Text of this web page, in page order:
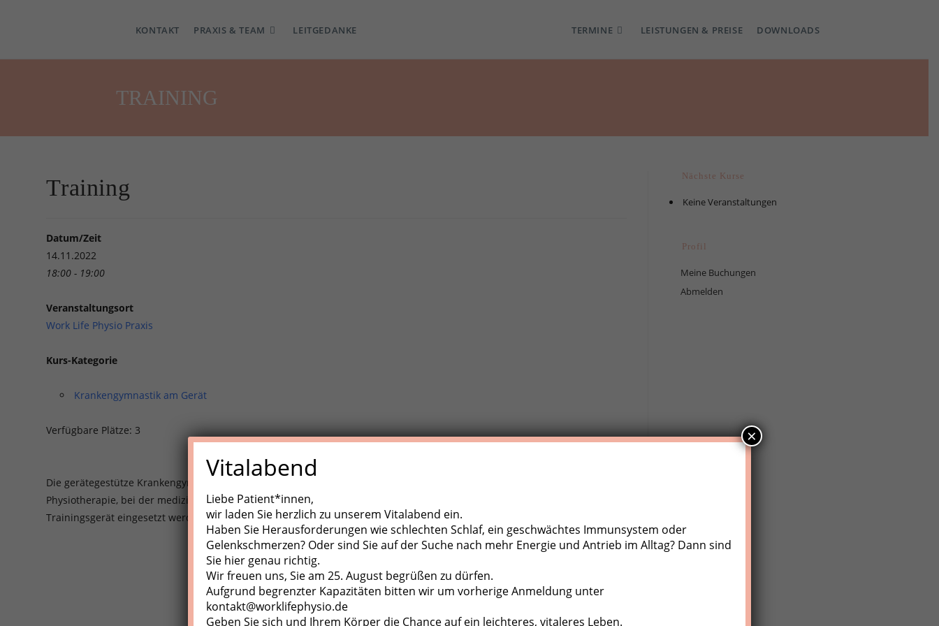
KONTAKT PRAXIS & TEAM LEITGEDANKE TERMINE LEISTUNGEN & PREISE DOWNLOADS
TRAINING
Training
Datum/Zeit
14.11.2022
18:00 - 19:00
Veranstaltungsort
Work Life Physio Praxis
Kurs-Kategorie
Krankengymnastik am Gerät
Verfügbare Plätze: 3
Die gerätegestütze Krankengynmnastik (KGG)/Medizinische Trainigstherapie (MTT) ist eine aktive Behandlungsform der
Physiotherapie, bei der medizinische Trainingsgeräte, Zugapparate, diverse Kleingeräte und der eigene Körper als
Trainingsgerät eingesetzt werden.
Nächste Kurse
Keine Veranstaltungen
Profil
Meine Buchungen
Abmelden
Vitalabend
Liebe Patient*innen,
wir laden Sie herzlich zu unserem Vitalabend ein.
Haben Sie Herausforderungen wie schlechten Schlaf, ein geschwächtes Immunsystem oder
Gelenkschmerzen? Oder sind Sie auf der Suche nach mehr Energie und Antrieb im Alltag? Dann sind
Sie hier genau richtig.
Wir freuen uns, Sie am 25. August begrüßen zu dürfen.
Aufgrund begrenzter Kapazitäten bitten wir um vorherige Anmeldung unter
kontakt@worklifephysio.de
Geben Sie sich und Ihrem Körper die Chance auf ein leichteres, vitaleres Leben.
×